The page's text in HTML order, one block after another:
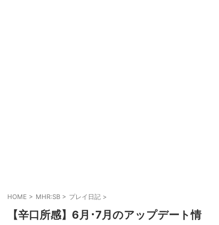
HOME > MHR:SB > プレイ日記 >
【辛口所感】6月･7月のアップデート情